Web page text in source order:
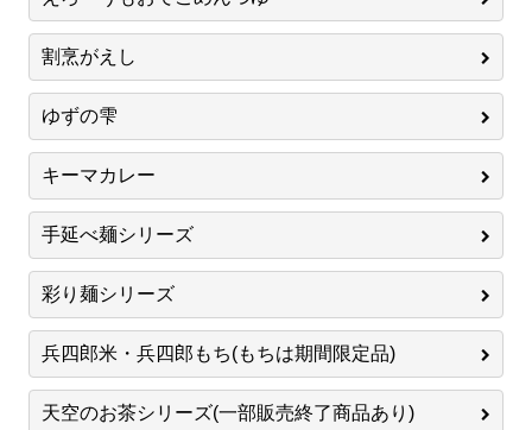
割烹がえし
ゆずの雫
キーマカレー
手延べ麺シリーズ
彩り麺シリーズ
兵四郎米・兵四郎もち(もちは期間限定品)
天空のお茶シリーズ(一部販売終了商品あり)